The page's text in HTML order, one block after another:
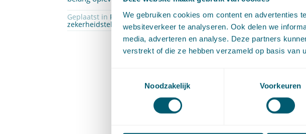
We gebruiken cookies om content en advertenties
websiteverkeer te analyseren. Ook delen we
media, adverteren en analyse. Deze partners
verstrekt of die ze hebben verzameld op basis van
Noodzakelijk
Voorkeuren
Geplaatst in Proces- en beslagrecht| GetaggedBW art. 1:10,Rv art. 224
zekerheidstelling proceskosten